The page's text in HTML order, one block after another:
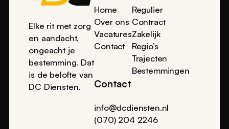
Elke rit met zorg
en aandacht,
ongeacht je
bestemming. Dat
is de belofte van
DC Diensten.
Home
Over ons
Vacatures
Contact
Regulier
Contract
Zakelijk
Regio’s
Trajecten
Bestemmingen
Contact
info@dcdiensten.nl
(070) 204 2246